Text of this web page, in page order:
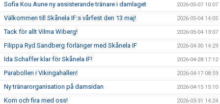
Sofia Kou Aune ny assisterande tränare i damlaget 2026-05-07 10:07
Välkommen till Skånela IF:s vårfest den 13 maj! 2026-05-04 14:05
Tack för allt Vilma Wiberg! 2026-05-04 13:07
Filippa Ryd Sandberg förlänger med Skånela IF 2026-04-30 14:29
Ida Schaffer klar för Skånela IF! 2026-04-28 17:12
Parabollen i Vikingahallen! 2026-04-17 08:59
Ny tränarorganisation på damsidan 2026-04-15 15:10
Kom och fira med oss! 2026-03-31 14:24